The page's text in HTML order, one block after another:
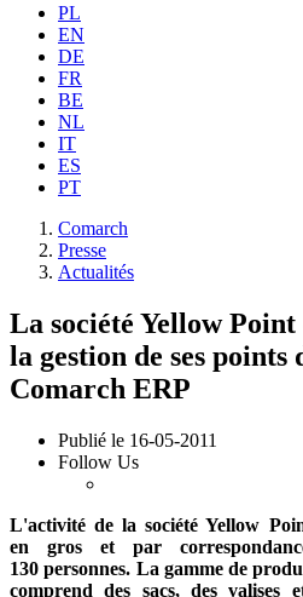
PL
EN
DE
FR
BE
NL
IT
ES
PT
Comarch
Presse
Actualités
La société Yellow
la gestion de ses points
Comarch ERP
Publié le 16-05-2011
Follow Us
L'activité de la société Yellow
en gros et par
130 personnes. La gamme de
comprend des sacs, des